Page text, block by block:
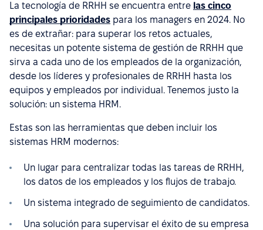
La tecnología de RRHH se encuentra entre las cinco
principales prioridades para los managers en 2024. No
es de extrañar: para superar los retos actuales,
necesitas un potente sistema de gestión de RRHH que
sirva a cada uno de los empleados de la organización,
desde los líderes y profesionales de RRHH hasta los
equipos y empleados por individual. Tenemos justo la
solución: un sistema HRM.
Estas son las herramientas que deben incluir los
sistemas HRM modernos:
Un lugar para centralizar todas las tareas de RRHH,
los datos de los empleados y los flujos de trabajo.
Un sistema integrado de seguimiento de candidatos.
Una solución para supervisar el éxito de su empresa